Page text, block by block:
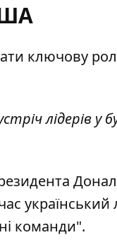
ключову
лідерів у
український
команди".